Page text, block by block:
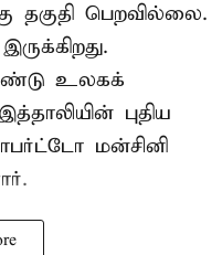
பெறவில்லை.
உலகக்
புதிய
மன்சினி